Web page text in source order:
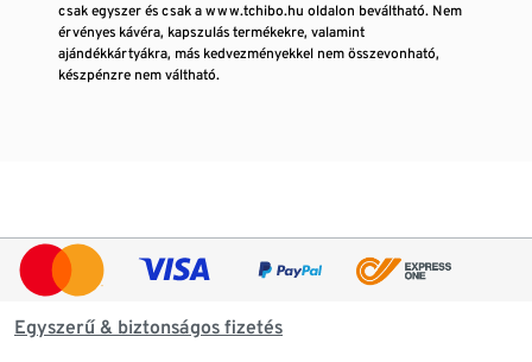
csak egyszer és csak a www.tchibo.hu oldalon beváltható. Nem
érvényes kávéra, kapszulás termékekre, valamint
ajándékkártyákra, más kedvezményekkel nem összevonható,
készpénzre nem váltható.
Egyszerű & biztonságos fizetés